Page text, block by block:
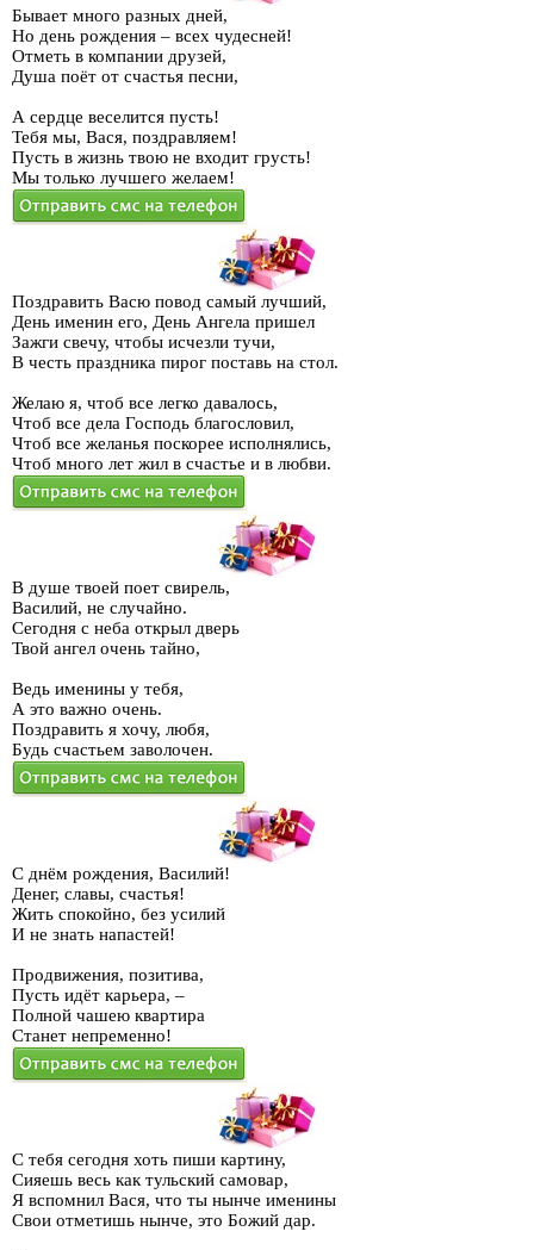
Бывает много разных дней,
Но день рождения – всех чудесней!
Отметь в компании друзей,
Душа поёт от счастья песни,
А сердце веселится пусть!
Тебя мы, Вася, поздравляем!
Пусть в жизнь твою не входит грусть!
Мы только лучшего желаем!
Поздравить Васю повод самый лучший,
День именин его, День Ангела пришел
Зажги свечу, чтобы исчезли тучи,
В честь праздника пирог поставь на стол.
Желаю я, чтоб все легко давалось,
Чтоб все дела Господь благословил,
Чтоб все желанья поскорее исполнялись,
Чтоб много лет жил в счастье и в любви.
В душе твоей поет свирель,
Василий, не случайно.
Сегодня с неба открыл дверь
Твой ангел очень тайно,
Ведь именины у тебя,
А это важно очень.
Поздравить я хочу, любя,
Будь счастьем заволочен.
С днём рождения, Василий!
Денег, славы, счастья!
Жить спокойно, без усилий
И не знать напастей!
Продвижения, позитива,
Пусть идёт карьера, –
Полной чашею квартира
Станет непременно!
С тебя сегодня хоть пиши картину,
Сияешь весь как тульский самовар,
Я вспомнил Вася, что ты нынче именины
Свои отметишь нынче, это Божий дар.